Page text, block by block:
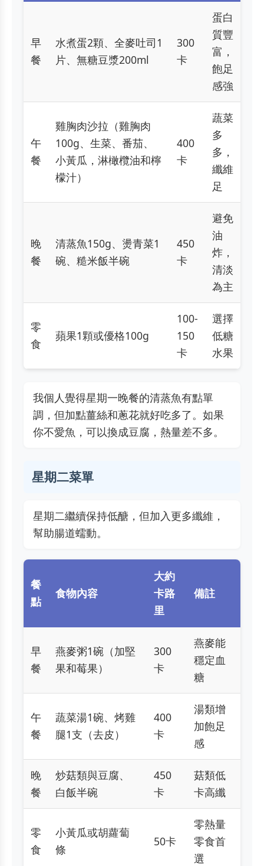
早
餐
水煮蛋2顆、全麥吐司1
片、無糖豆漿200ml
300
卡
蛋白
質豐
富，
飽足
感強
午
餐
雞胸肉沙拉（雞胸肉
100g、生菜、番茄、
小黃瓜，淋橄欖油和檸
檬汁）
400
卡
蔬菜
多
多，
纖維
足
晚
餐
清蒸魚150g、燙青菜1
碗、糙米飯半碗
450
卡
避免
油
炸，
清淡
為主
零
食
蘋果1顆或優格100g
100-
150
卡
選擇
低糖
水果
我個人覺得星期一晚餐的清蒸魚有點單
調，但加點薑絲和蔥花就好吃多了。如果
你不愛魚，可以換成豆腐，熱量差不多。
星期二菜單
星期二繼續保持低醣，但加入更多纖維，
幫助腸道蠕動。
餐
點
食物內容
大約
卡路
里
備註
早
餐
燕麥粥1碗（加堅
果和莓果）
300
卡
燕麥能
穩定血
糖
午
餐
蔬菜湯1碗、烤雞
腿1支（去皮）
400
卡
湯類增
加飽足
感
晚
餐
炒菇類與豆腐、
白飯半碗
450
卡
菇類低
卡高纖
零
食
小黃瓜或胡蘿蔔
條
50卡
零熱量
零食首
選